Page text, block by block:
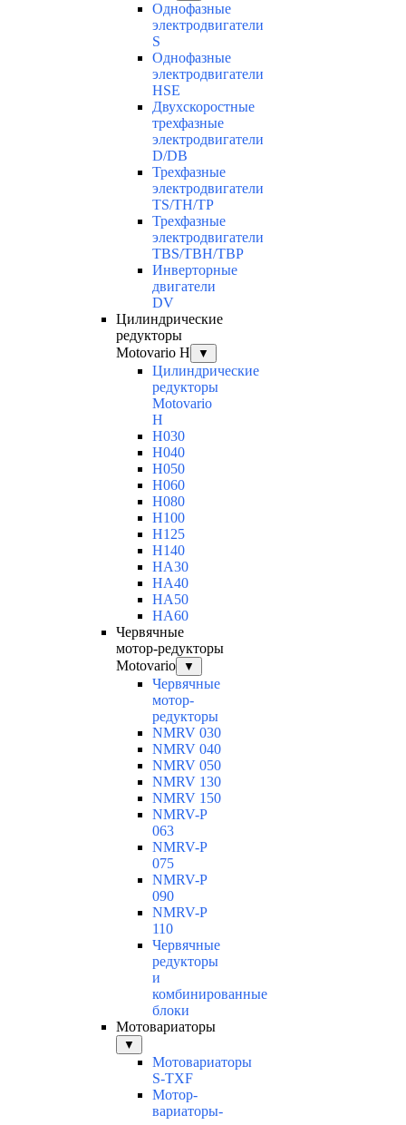
Однофазные
электродвигатели
S
Однофазные
электродвигатели
HSE
Двухскоростные
трехфазные
электродвигатели
D/DB
Трехфазные
электродвигатели
TS/TH/TP
Трехфазные
электродвигатели
TBS/TBH/TBP
Инверторные
двигатели
DV
Цилиндрические
редукторы
Motovario H
▼
Цилиндрические
редукторы
Motovario
H
H030
H040
H050
H060
H080
H100
H125
H140
HA30
HA40
HA50
HA60
Червячные
мотор-редукторы
Motovario
▼
Червячные
мотор-
редукторы
NMRV 030
NMRV 040
NMRV 050
NMRV 130
NMRV 150
NMRV-P
063
NMRV-P
075
NMRV-P
090
NMRV-P
110
Червячные
редукторы
и
комбинированные
блоки
Мотовариаторы
▼
Мотовариаторы
S-TXF
Мотор-
вариаторы-